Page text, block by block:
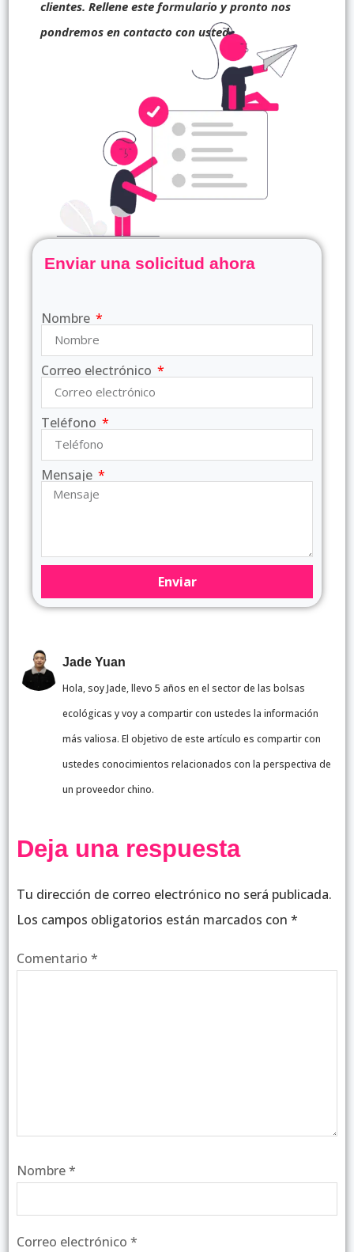
clientes. Rellene este formulario y pronto nos
pondremos en contacto con usted.
Enviar una solicitud ahora
Nombre
Correo electrónico
Teléfono
Mensaje
Enviar
Jade Yuan
Hola, soy Jade, llevo 5 años en el sector de las bolsas
ecológicas y voy a compartir con ustedes la información
más valiosa. El objetivo de este artículo es compartir con
ustedes conocimientos relacionados con la perspectiva de
un proveedor chino.
Deja una respuesta
Tu dirección de correo electrónico no será publicada.
Los campos obligatorios están marcados con *
Comentario *
Nombre*
Correo electrónico *